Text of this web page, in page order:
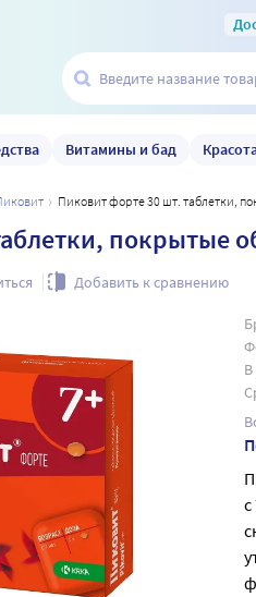
Витамины и бад
пиковит Пиковит форте 30 шт. таблетки,
покрытые
Добавить к сравнению
В